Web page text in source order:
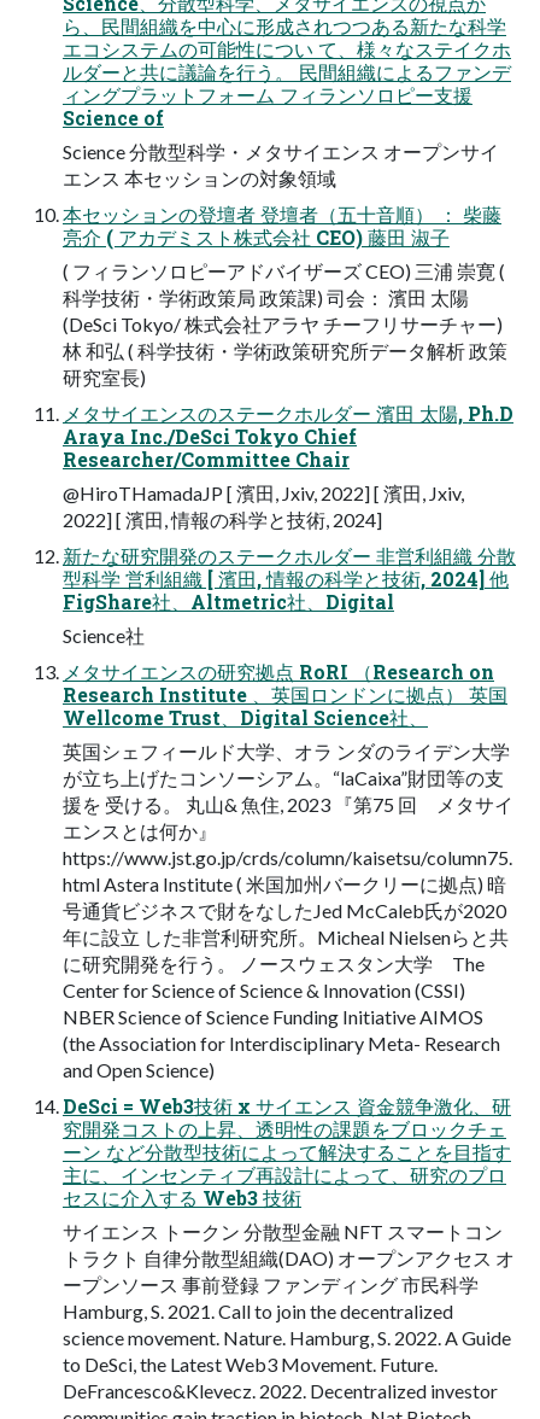
ら、民間組織を中心に形成されつつある新たな科学
エコシステムの可能性につい て、様々なステイクホ
ルダーと共に議論を行う。 民間組織によるファンデ
ィングプラットフォーム フィランソロピー支援
Science of
Science 分散型科学・メタサイエンス オープンサイ
エンス 本セッションの対象領域
本セッションの登壇者 登壇者（五十音順） ： 柴藤
亮介 ( アカデミスト株式会社 CEO) 藤田 淑子
( フィランソロピーアドバイザーズ CEO) 三浦 崇寛 (
科学技術・学術政策局 政策課) 司会： 濱田 太陽
(DeSci Tokyo/ 株式会社アラヤ チーフリサーチャー)
林 和弘 ( 科学技術・学術政策研究所データ解析 政策
研究室長)
メタサイエンスのステークホルダー 濱田 太陽, Ph.D
Araya Inc./DeSci Tokyo Chief
Researcher/Committee Chair
@HiroTHamadaJP [ 濱田, Jxiv, 2022] [ 濱田, Jxiv,
2022] [ 濱田, 情報の科学と技術, 2024]
新たな研究開発のステークホルダー 非営利組織 分散
型科学 営利組織 [ 濱田, 情報の科学と技術, 2024] 他
FigShare社、Altmetric社、Digital
Science社
メタサイエンスの研究拠点 RoRI （Research on
Research Institute 、英国ロンドンに拠点） 英国
Wellcome Trust、Digital Science社、
英国シェフィールド大学、オラ ンダのライデン大学
が立ち上げたコンソーシアム。“laCaixa”財団等の支
援を 受ける。 丸山& 魚住, 2023 『第75 回 メタサイ
エンスとは何か』
https://www.jst.go.jp/crds/column/kaisetsu/column75.
html Astera Institute ( 米国加州バークリーに拠点) 暗
号通貨ビジネスで財をなしたJed McCaleb氏が2020
年に設立 した非営利研究所。Micheal Nielsenらと共
に研究開発を行う。 ノースウェスタン大学 The
Center for Science of Science & Innovation (CSSI)
NBER Science of Science Funding Initiative AIMOS
(the Association for Interdisciplinary Meta- Research
and Open Science)
DeSci = Web3技術 x サイエンス 資金競争激化、研
究開発コストの上昇、透明性の課題をブロックチェ
ーン など分散型技術によって解決することを目指す
主に、インセンティブ再設計によって、研究のプロ
セスに介入する Web3 技術
サイエンス トークン 分散型金融 NFT スマートコン
トラクト 自律分散型組織(DAO) オープンアクセス オ
ープンソース 事前登録 ファンディング 市民科学
Hamburg, S. 2021. Call to join the decentralized
science movement. Nature. Hamburg, S. 2022. A Guide
to DeSci, the Latest Web3 Movement. Future.
DeFrancesco&Klevecz. 2022. Decentralized investor